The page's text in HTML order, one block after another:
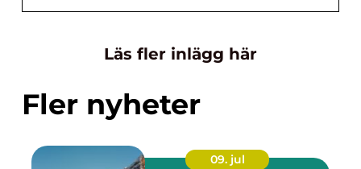
Läs fler inlägg här
Fler nyheter
09. jul